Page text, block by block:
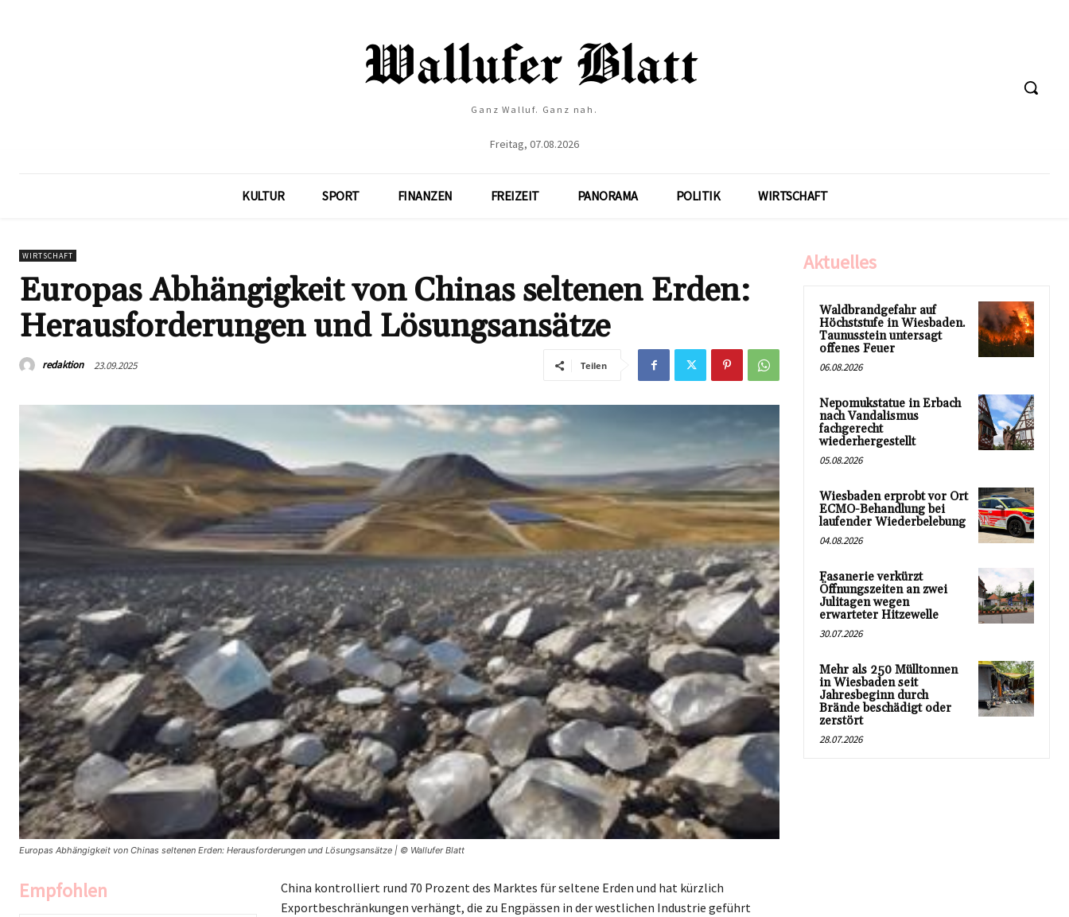
Ganz Walluf. Ganz nah.
Freitag, 07.08.2026
KULTUR SPORT FINANZEN FREIZEIT PANORAMA POLITIK WIRTSCHAFT
WIRTSCHAFT
Europas Abhängigkeit von Chinas seltenen Erden:
Herausforderungen und Lösungsansätze
redaktion 23.09.2025 Teilen
Europas Abhängigkeit von Chinas seltenen Erden: Herausforderungen und Lösungsansätze | © Wallufer Blatt
Empfohlen
China kontrolliert rund 70 Prozent des Marktes für seltene Erden und hat kürzlich
Exportbeschränkungen verhängt, die zu Engpässen in der westlichen Industrie geführt
Aktuelles
Waldbrandgefahr auf
Höchststufe in Wiesbaden.
Taunusstein untersagt
offenes Feuer
06.08.2026
Nepomukstatue in Erbach
nach Vandalismus
fachgerecht
wiederhergestellt
05.08.2026
Wiesbaden erprobt vor Ort
ECMO-Behandlung bei
laufender Wiederbelebung
04.08.2026
Fasanerie verkürzt
Öffnungszeiten an zwei
Julitagen wegen
erwarteter Hitzewelle
30.07.2026
Mehr als 250 Mülltonnen
in Wiesbaden seit
Jahresbeginn durch
Brände beschädigt oder
zerstört
28.07.2026